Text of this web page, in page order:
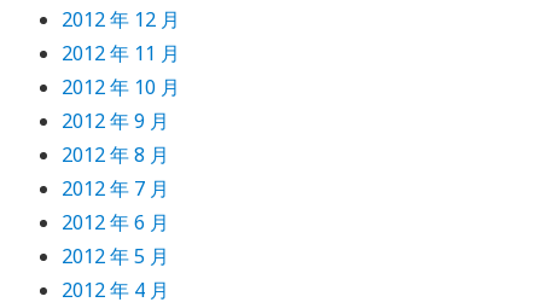
2012 年 12 月
2012 年 11 月
2012 年 10 月
2012 年 9 月
2012 年 8 月
2012 年 7 月
2012 年 6 月
2012 年 5 月
2012 年 4 月